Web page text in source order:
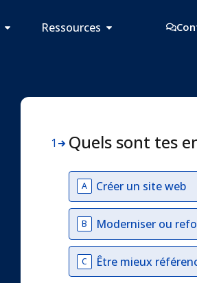
Ressources
1 Quels sont tes
A Créer un site web
B Moderniser ou
C Être mieux